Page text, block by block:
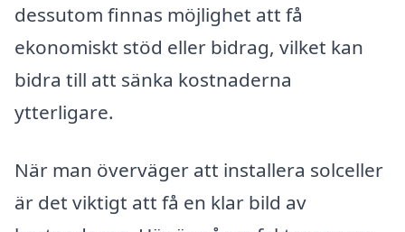
dessutom finnas möjlighet att få
ekonomiskt stöd eller bidrag, vilket kan
bidra till att sänka kostnaderna
ytterligare.
När man överväger att installera solceller
är det viktigt att få en klar bild av